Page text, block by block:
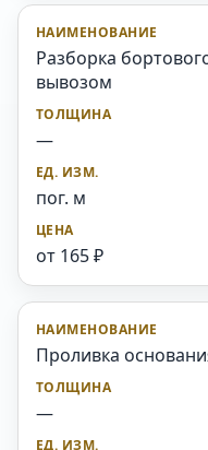
Разборка
вывозом
—
пог. м
от 165 ₽
Проливка
—